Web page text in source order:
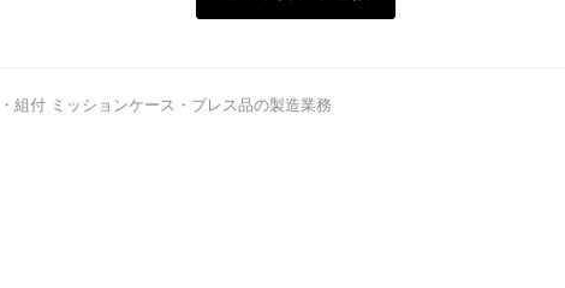
組付 ミッションケース・プレス品の製造業務